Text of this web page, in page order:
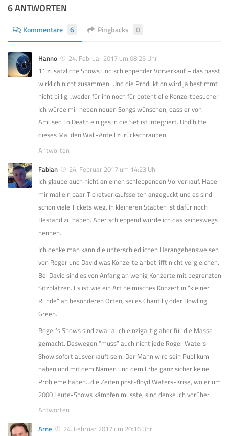
6 ANTWORTEN
Kommentare 6 Pingbacks 0
Hanno
24. Februar 2017 um 08:25 Uhr
11 zusätzliche Shows und schleppender Vorverkauf – das passt
wirklich nicht zusammen. Und die Produktion wird ja bestimmt
nicht billig…weder für ihn noch für potentielle Konzertbesucher.
Ich würde mir neben neuen Songs wünschen, dass er von
Amused To Death einiges in die Setlist integriert. Und bitte
dieses Mal den Wall-Anteil zurückschrauben.
Antworten
Fabian
24. Februar 2017 um 14:23 Uhr
Ich glaube auch nicht an einen schleppenden Vorverkauf. Habe
mir mal ein paar Ticketverkaufsseiten angeguckt und es sind
schon viele Tickets weg. In kleineren Städten ist dafür noch
Bestand zu haben. Aber schleppend würde ich das keineswegs
nennen.
Ich denke man kann die unterschiedlichen Herangehensweisen
von Roger und David was Konzerte anbetrifft nicht vergleichen.
Bei David sind es von Anfang an wenig Konzerte mit begrenzten
Sitzplätzen. Es ist wie ein Art heimisches Konzert in “kleiner
Runde” an besonderen Orten, sei es Chantilly oder Bowling
Green.
Roger’s Shows sind zwar auch einzigartig aber für die Masse
gemacht. Deswegen “muss” auch nicht jede Roger Waters
Show sofort ausverkauft sein. Der Mann wird sein Publikum
haben und mit dem Namen und dem Erbe ganz sicher keine
Probleme haben…die Zeiten post-floyd Waters-Krise, wo er um
2000 Leute-Shows kämpfen musste, sind denke ich vorüber.
Antworten
Arne
24. Februar 2017 um 20:16 Uhr